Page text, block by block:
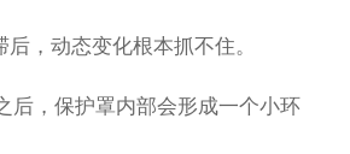
，动态变化根本抓不住。
后，保护罩内部会形成一个小环